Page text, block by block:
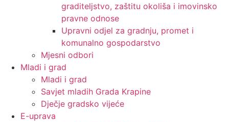
graditeljstvo, zaštitu okoliša i imovinsko
pravne odnose
Upravni odjel za gradnju, promet i
komunalno gospodarstvo
Mjesni odbori
Mladi i grad
Mladi i grad
Savjet mladih Grada Krapine
Dječje gradsko vijeće
E-uprava